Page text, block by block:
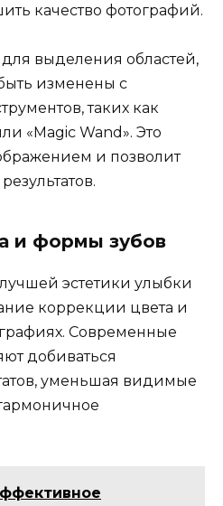
качество фотографий.
для выделения областей,
изменены с
таких как
«Magic Wand». Это
и позволит
и формы зубов
эстетики улыбки
коррекции цвета и
Современные
добиваться
уменьшая видимые